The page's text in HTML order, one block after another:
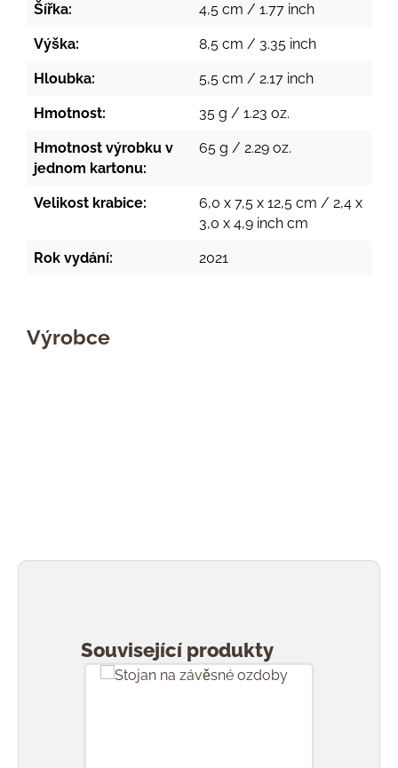
Šířka: 4,5 cm / 1.77 inch
Výška: 8,5 cm / 3.35 inch
Hloubka: 5,5 cm / 2.17 inch
Hmotnost: 35 g / 1.23 oz.
Hmotnost výrobku v
jednom kartonu:
65 g / 2.29 oz.
Velikost krabice:
6,0 x 7,5 x 12,5 cm / 2,4 x
3,0 x 4,9 inch cm
Rok vydání: 2021
Výrobce
Související produkty